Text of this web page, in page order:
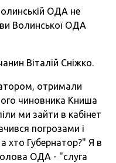
ОДА не
Волинської ОДА
Віталій Сніжко.
отримали
чиновника Книша
ми зайти в кабінет
погрозами і
хто Губернатор?" Я в
ОДА - "слуга